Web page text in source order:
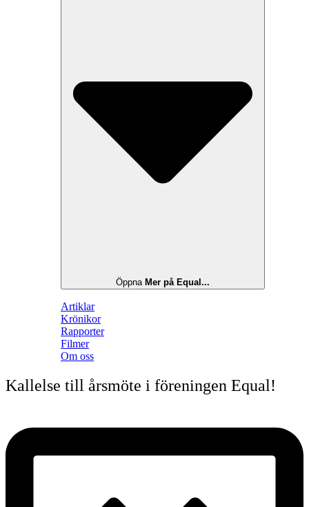
Öppna Mer på Equal...
Artiklar
Krönikor
Rapporter
Filmer
Om oss
Kallelse till årsmöte i föreningen Equal!